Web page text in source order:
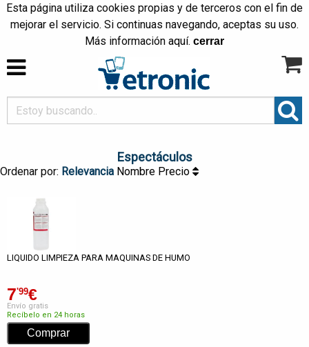
Esta página utiliza cookies propias y de terceros con el fin de
mejorar el servicio. Si continuas navegando, aceptas su uso.
Más información aquí. cerrar
Espectáculos
Ordenar por: Relevancia Nombre Precio
LIQUIDO LIMPIEZA PARA MAQUINAS DE HUMO
7'99€
Envío gratis
Recíbelo en 24 horas